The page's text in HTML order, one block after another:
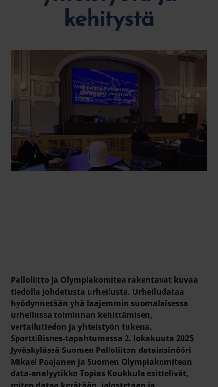
kehitystä
Palloliitto ja Olympiakomitea rakentavat kuvaa
tiedolla johdetusta urheilusta. Urheiludataa
hyödynnetään yhä laajemmin suomalaisessa
urheilussa toiminnan kehittämisen,
vertailutiedon ja yhteistyön tukena.
SporttiBisnes-tapahtumassa 2. lokakuuta 2025
Jyväskylässä Suomen Palloliiton datainsinööri
Mikael Paajanen ja Suomen Olympiakomitean
data-analyytikkoTopias Koukkula esittelivät,